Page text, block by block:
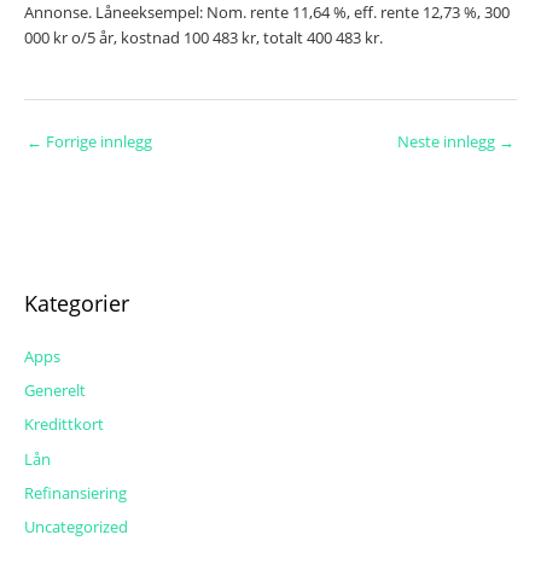
Annonse. Låneeksempel: Nom. rente 11,64 %, eff. rente 12,73 %, 300
000 kr o/5 år, kostnad 100 483 kr, totalt 400 483 kr.
← Forrige innlegg Neste innlegg →
Kategorier
Apps
Generelt
Kredittkort
Lån
Refinansiering
Uncategorized